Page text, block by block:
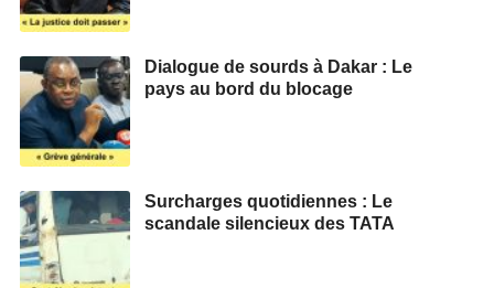
Dialogue de sourds à Dakar : Le
pays au bord du blocage
Surcharges quotidiennes : Le
scandale silencieux des TATA